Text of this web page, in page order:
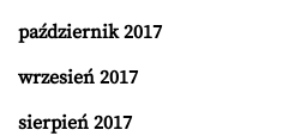
październik 2017
wrzesień 2017
sierpień 2017